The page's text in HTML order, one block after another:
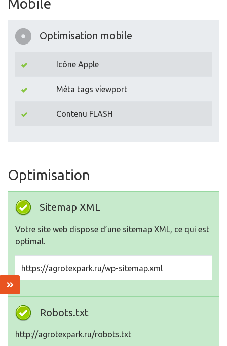
Mobile
Optimisation mobile
Icône Apple
Méta tags viewport
Contenu FLASH
Optimisation
Sitemap XML
Votre site web dispose d’une sitemap XML, ce qui est
optimal.
https://agrotexpark.ru/wp-sitemap.xml
Robots.txt
http://agrotexpark.ru/robots.txt